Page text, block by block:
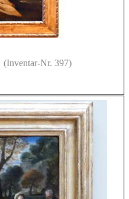
(Inventar-Nr. 397)